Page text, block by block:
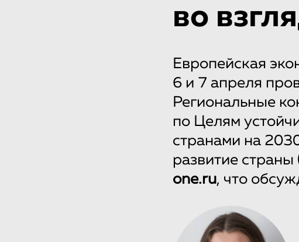
во
Европейская
6 и 7 апреля
Региональные
по Целям
странами на
развитие
one.ru, что